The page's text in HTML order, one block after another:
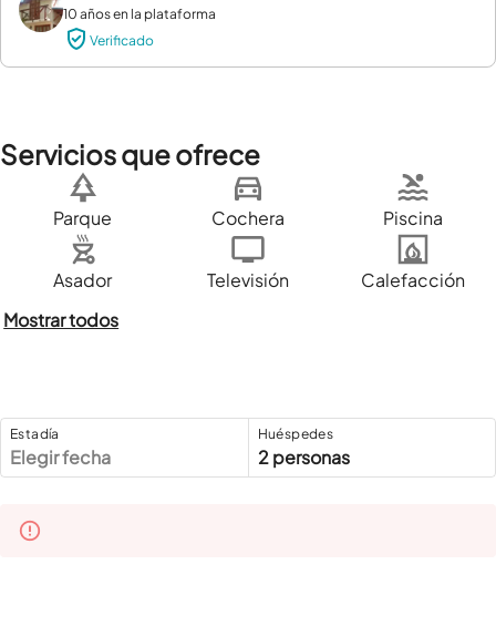
10 años en la plataforma
Verificado
Servicios que ofrece
Parque Cochera Piscina
Asador Televisión
Calefacción
Mostrar todos
Estadía
Elegir fecha
Huéspedes
2 personas